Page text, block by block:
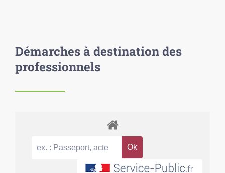
Démarches à destination des
professionnels